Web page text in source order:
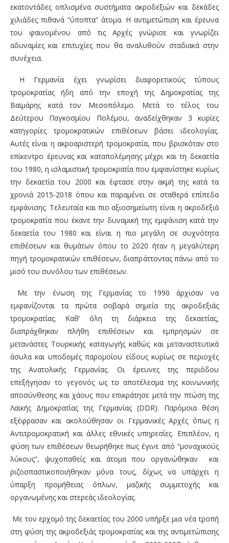
εκατοντάδες οπλισμένα συστήματα ακροδεξιών και δεκάδες
χιλιάδες πιθανά “ύποπτα” άτομα. Η αντιμετώπιση και έρευνα
του φαινομένου από τις Αρχές γνώρισε και γνωρίζει
αδυναμίες και επιτυχίες που θα αναλυθούν σταδιακά στην
συνέχεια.
Η Γερμανία έχει γνωρίσει διαφορετικούς τύπους
τρομοκρατίας ήδη από την εποχή της Δημοκρατίας της
Βαϊμάρης κατά τον Μεσοπόλεμο. Μετά το τέλος του
Δεύτερου Παγκοσμίου Πολέμου, αναδείχθηκαν 3 κυρίες
κατηγορίες τρομοκρατικών επιθέσεων βάσει ιδεολογίας.
Αυτές είναι η ακροαριστερή τρομοκρατία, που βρισκόταν στο
επίκεντρο έρευνας και καταπολέμησης μέχρι και τη δεκαετία
του 1980, η ισλαμιστική τρομοκρατία που εμφανίστηκε κυρίως
την δεκαετία του 2000 και έφτασε στην ακμή της κατά τα
χρονιά 2015-2018 όπου και παραμένει σε σταθερά επίπεδα
εμφάνισης. Τελευταία και πιο αξιοσημείωτη είναι η ακροδεξιά
τρομοκρατία που έκανε την δυναμική της εμφάνιση κατά την
δεκαετία του 1980 και είναι η πιο μεγάλη σε συχνότητα
επιθέσεων και θυμάτων όπου το 2020 ήταν η μεγαλύτερη
πηγή τρομοκρατικών επιθέσεων, διαπράττοντας πάνω από το
μισό του συνόλου των επιθέσεων.
Με την ένωση της Γερμανίας το 1990 άρχισαν να
εμφανίζονται τα πρώτα σοβαρά σημεία της ακροδεξιάς
τρομοκρατίας. Καθ’ όλη τη διάρκεια της δεκαετίας,
διαπράχθηκαν πλήθη επιθέσεων και εμπρησμών σε
μετανάστες Τουρκικής καταγωγής καθώς και μεταναστευτικά
άσυλα και υποδομές παρομοίου είδους κυρίως σε περιοχές
της Ανατολικής Γερμανίας. Οι έρευνες της περιόδου
επεξήγησαν το γεγονός ως το αποτέλεσμα της κοινωνικής
αποσύνθεσης και χάους που επικράτησε μετά την πτώση της
Λαϊκής Δημοκρατίας της Γερμανίας (DDR). Παρόμοια θέση
εξέφρασαν και ακολούθησαν οι Γερμανικές Αρχές όπως η
Αντιτρομοκρατική και άλλες εθνικές υπηρεσίες. Επιπλέον, η
φύση των επιθέσεων θεωρήθηκε πως έγινε από “μοναχικούς
λύκους”, ψυχοπαθείς και άτομα που οργανώθηκαν και
ριζοσπαστικοποιήθηκαν μόνα τους, δίχως να υπάρχει η
ύπαρξη προμήθειας όπλων, μαζικής συμμετοχής και
οργανωμένης και στερεάς ιδεολογίας.
Με τον ερχομό της δεκαετίας του 2000 υπήρξε μια νέα τροπή
στη φύση της ακροδεξιάς τρομοκρατίας και της αντιμετώπισης